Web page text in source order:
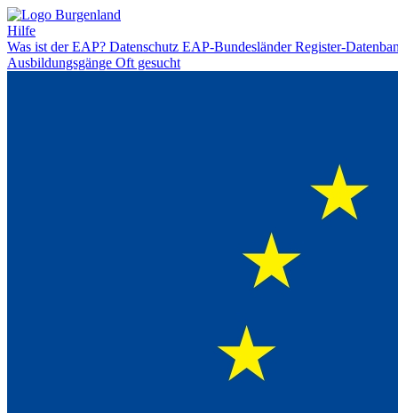
Hilfe
Was ist der EAP? Datenschutz EAP-BundesländerRegister-
Ausbildungsgänge Oft gesucht